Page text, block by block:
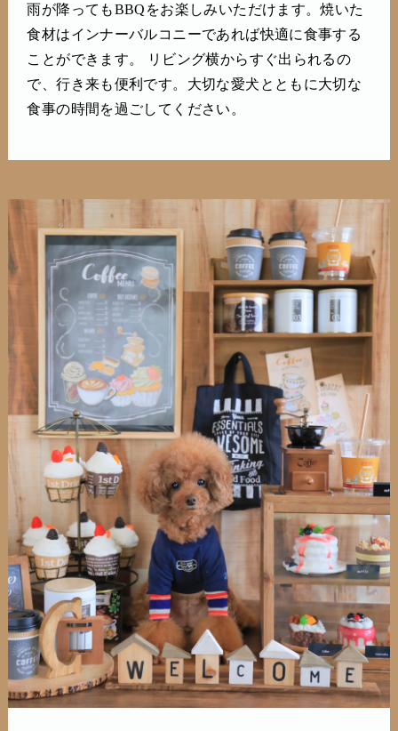
雨が降ってもBBQをお楽しみいただけます。焼いた
食材はインナーバルコニーであれば快適に食事する
ことができます。 リビング横からすぐ出られるの
で、行き来も便利です。大切な愛犬とともに大切な
食事の時間を過ごしてください。